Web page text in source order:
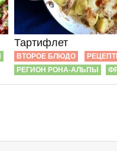
Тартифлет
ВТОРОЕ БЛЮДО
РЕГИОН РОНА-АЛЬПЫ